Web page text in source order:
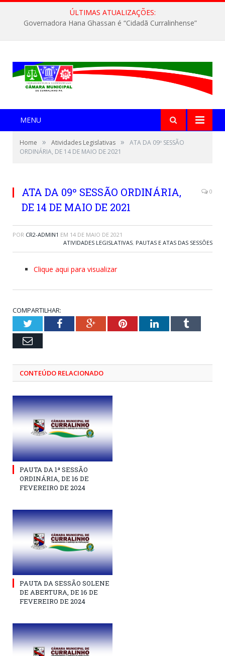
ÚLTIMAS ATUALIZAÇÕES:
Governadora Hana Ghassan é “Cidadã Curralinhense”
MENU
Home » Atividades Legislativas »
ATA DA 09º SESSÃO
ORDINÁRIA, DE 14 DE MAIO DE 2021
ATA DA 09º SESSÃO ORDINÁRIA,
DE 14 DE MAIO DE 2021
0
POR CR2-ADMIN1 EM 14 DE MAIO DE 2021
ATIVIDADES LEGISLATIVAS, PAUTAS E ATAS DAS SESSÕES
Clique aqui para visualizar
COMPARTILHAR:
TwitterFacebookGoogle+PinterestLinkedInTumblr
Email
CONTEÚDO RELACIONADO
PAUTA DA 1ª SESSÃO
ORDINÁRIA, DE 16 DE
FEVEREIRO DE 2024
PAUTA DA SESSÃO SOLENE
DE ABERTURA, DE 16 DE
FEVEREIRO DE 2024